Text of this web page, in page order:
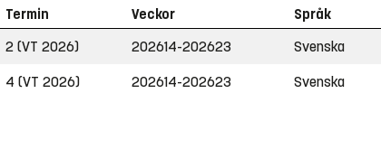
Termin Veckor Språk
2 (VT 2026) 202614-202623 Svenska
4 (VT 2026) 202614-202623 Svenska